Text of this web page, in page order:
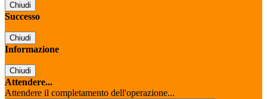
Chiudi
Successo
Chiudi
Informazione
Chiudi
Attendere...
Attendere il completamento dell'operazione...